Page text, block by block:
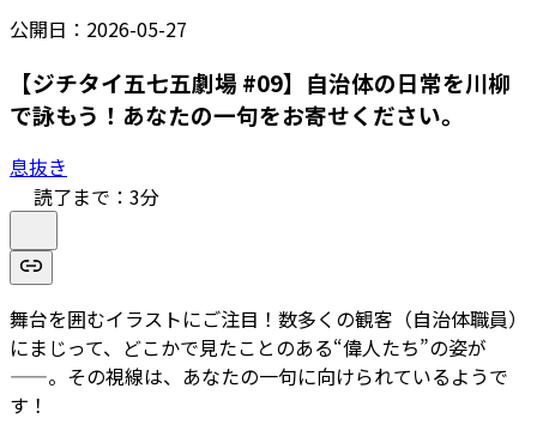
公開日： 2026-05-27
【ジチタイ五七五劇場 #09】自治体の日常を川柳
で詠もう！あなたの一句をお寄せください。
息抜き
読了まで： 3分
舞台を囲むイラストにご注目！数多くの観客（自治体職員）
にまじって、どこかで見たことのある“偉人たち”の姿が
——。その視線は、あなたの一句に向けられているようで
す！